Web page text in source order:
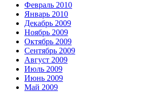
Февраль 2010
Январь 2010
Декабрь 2009
Ноябрь 2009
Октябрь 2009
Сентябрь 2009
Август 2009
Июль 2009
Июнь 2009
Май 2009